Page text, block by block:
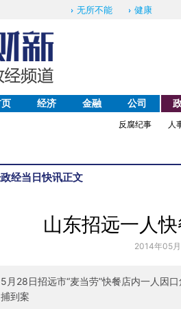
无所不能 健康
经济 金融 公司
反腐纪事
人
政经当日快讯正文
山东招远一人
2014年05
5月28日招远市“麦当劳”快餐店内一人因
捕到案